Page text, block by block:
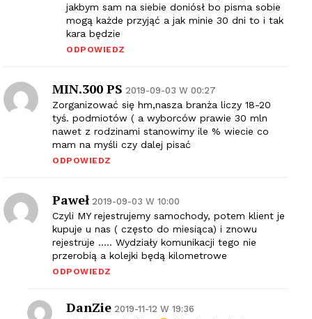
jakbym sam na siebie doniósł bo pisma sobie
mogą każde przyjąć a jak minie 30 dni to i tak
kara będzie
ODPOWIEDZ
MIN.300 PS 2019-09-03 W 00:27
Zorganizować się hm,nasza branża liczy 18-20
tyś. podmiotów ( a wyborców prawie 30 mln
nawet z rodzinami stanowimy ile % wiecie co
mam na myśli czy dalej pisać
ODPOWIEDZ
Paweł 2019-09-03 W 10:00
Czyli MY rejestrujemy samochody, potem klient je
kupuje u nas ( często do miesiąca) i znowu
rejestruje ….. Wydziały komunikacji tego nie
przerobią a kolejki będą kilometrowe
ODPOWIEDZ
DanZie 2019-11-12 W 19:36